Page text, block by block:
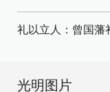
礼以立人：曾国藩
光明图片